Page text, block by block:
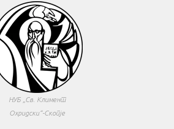
НУБ „Св. Климент
Охридски“-Скопје